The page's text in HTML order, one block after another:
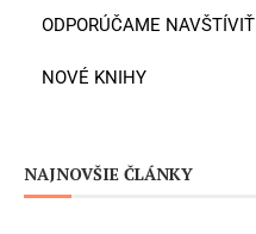
ODPORÚČAME NAVŠTÍVIŤ
NOVÉ KNIHY
NAJNOVŠIE ČLÁNKY